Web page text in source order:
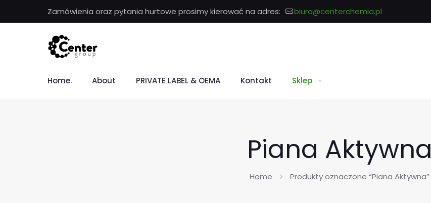
Zamówienia oraz pytania hurtowe prosimy kierować na adres: biuro@centerchemia.pl
Home. About PRIVATE LABEL & OEMA Kontakt Sklep
Piana Aktywna
Home Produkty oznaczone “Piana Aktywna”